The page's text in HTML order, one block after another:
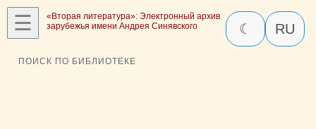
☰
«Вторая литература»: Электронный архив
зарубежья имени Андрея Синявского
☾ RU
ПОИСК ПО БИБЛИОТЕКЕ